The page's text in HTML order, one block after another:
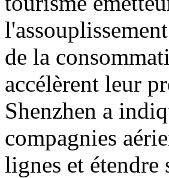
de la
accélèrent leur
Shenzhen a
compagnies
lignes et étendre